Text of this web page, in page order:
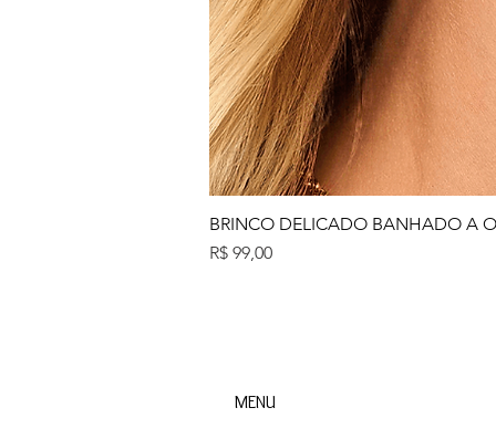
BRINCO DELICADO BANHADO A
Preço
R$ 99,00
MENU